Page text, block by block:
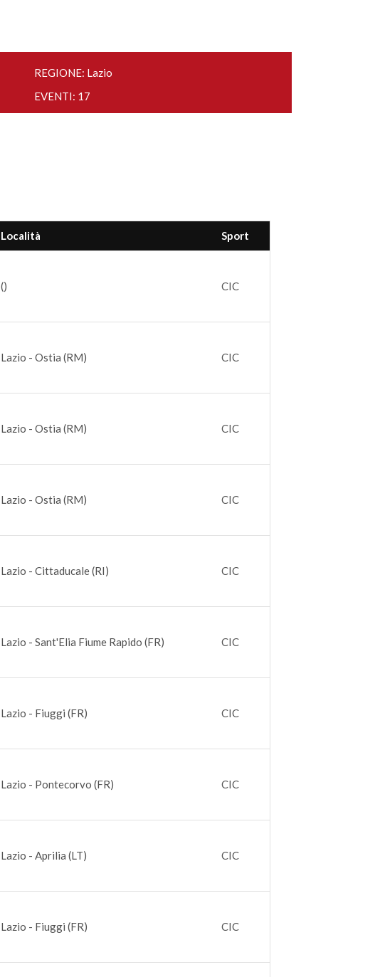
REGIONE: Lazio
EVENTI: 17
Località Sport
() CIC
Lazio - Ostia (RM) CIC
Lazio - Ostia (RM) CIC
Lazio - Ostia (RM) CIC
Lazio - Cittaducale (RI) CIC
Lazio - Sant'Elia Fiume Rapido (FR) CIC
Lazio - Fiuggi (FR) CIC
Lazio - Pontecorvo (FR) CIC
Lazio - Aprilia (LT) CIC
Lazio - Fiuggi (FR) CIC